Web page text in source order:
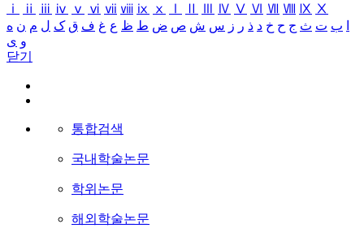
ⅰ
ⅱ ⅲ ⅳ ⅴ ⅵ ⅶ ⅷ ⅸ ⅹ Ⅳ Ⅴ Ⅵ Ⅶ Ⅷ Ⅸ Ⅹ
ب ت ث ج ح خ د ذ ر ز س ش ص ض ط ظ ع غ ف ق ک ل م ن ه
و ی
닫기
통합검색
국내학술논문
학위논문
해외학술논문